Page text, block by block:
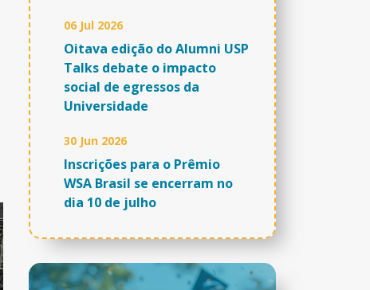
06 Jul 2026
Oitava edição do Alumni USP
Talks debate o impacto
social de egressos da
Universidade
30 Jun 2026
Inscrições para o Prêmio
WSA Brasil se encerram no
dia 10 de julho